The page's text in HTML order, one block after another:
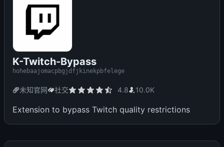
K-Twitch-Bypass
hohebaajomacpbgjdfjkinekpbfelege
未知官网 社交 4.8 10.0K
Extension to bypass Twitch quality restrictions